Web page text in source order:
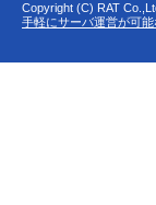
Copyright (C) RAT
手軽にサーバ運営が可